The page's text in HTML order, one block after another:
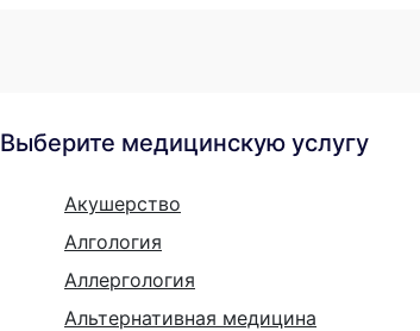
Выберите медицинскую услугу
Акушерство
Алгология
Аллергология
Альтернативная медицина